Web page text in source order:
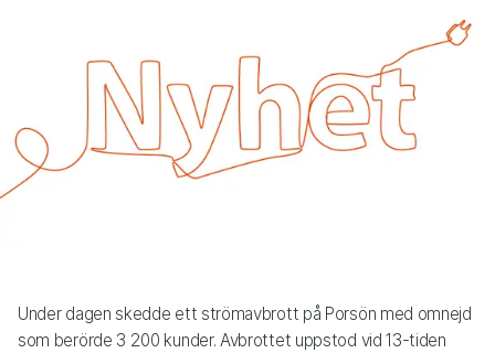
Under dagen skedde ett strömavbrott på Porsön med omnejd
som berörde 3 200 kunder. Avbrottet uppstod vid 13-tiden